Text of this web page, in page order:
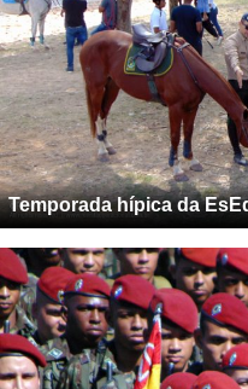
Temporada hípica da